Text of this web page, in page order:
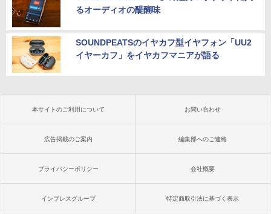
るオーディオの醍醐味
SOUNDPEATSのイヤカフ型イヤフォン「UU2
イヤーカフ」をイヤカフマニアが語る
本サイトのご利用について お問い合わせ
広告掲載のご案内 編集部へのご連絡
プライバシーポリシー 会社概要
インプレスグループ 特定商取引法に基づく表示